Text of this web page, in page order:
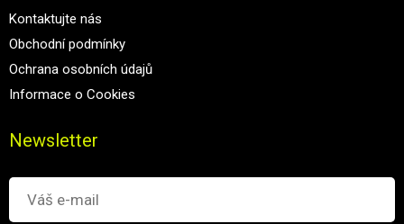
Kontaktujte nás
Obchodní podmínky
Ochrana osobních údajů
Informace o Cookies
Newsletter